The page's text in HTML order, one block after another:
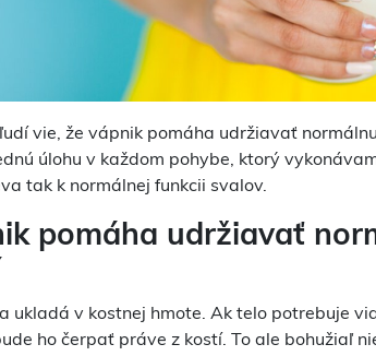
vie, že vápnik pomáha udržiavať
úlohu v každom pohybe, ktorý
tak k normálnej funkcii svalov.
pomáha udržiavať
ukladá v kostnej hmote. Ak telo potrebuje
ho čerpať práve z kostí. To ale bohužiaľ